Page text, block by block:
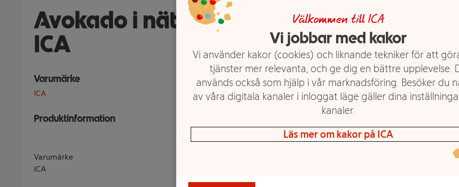
Avokado i nät 700g Klass 1
ICA
Varumärke
ICA
Produktinformation
Varumärke
ICA
Välkommen till ICA
Vi jobbar med kakor
Vi använder kakor (cookies) och liknande tekniker för att
tjänster mer relevanta, och ge dig en bättre upplevelse.
används också som hjälp i vår marknadsföring. Besöker du
av våra digitala kanaler i inloggat läge gäller dina
kanaler.
Läs mer om kakor på ICA